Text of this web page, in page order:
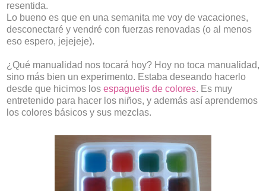
resentida.
Lo bueno es que en una semanita me voy de vacaciones,
desconectaré y vendré con fuerzas renovadas (o al menos
eso espero, jejejeje).
¿Qué manualidad nos tocará hoy? Hoy no toca manualidad,
sino más bien un experimento. Estaba deseando hacerlo
desde que hicimos los espaguetis de colores. Es muy
entretenido para hacer los niños, y además así aprendemos
los colores básicos y sus mezclas.